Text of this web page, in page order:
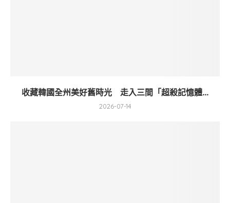
收藏韓國全州美好舊時光 走入三間「超殺記憶體...
2026-07-14